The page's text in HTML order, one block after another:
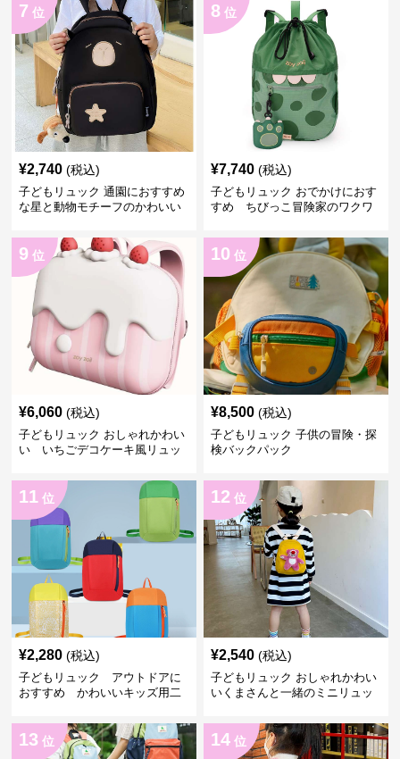
7 位
¥2,740 (税込)
子どもリュック 通園におすすめ
な星と動物モチーフのかわいい
8 位
¥7,740 (税込)
子どもリュック おでかけにおす
すめ ちびっこ冒険家のワクワ
9 位
¥6,060 (税込)
子どもリュック おしゃれかわい
い いちごデコケーキ風リュッ
10 位
¥8,500 (税込)
子どもリュック 子供の冒険・探
検バックパック
11 位
¥2,280 (税込)
子どもリュック アウトドアに
おすすめ かわいいキッズ用二
12 位
¥2,540 (税込)
子どもリュック おしゃれかわい
いくまさんと一緒のミニリュッ
13 位 14 位